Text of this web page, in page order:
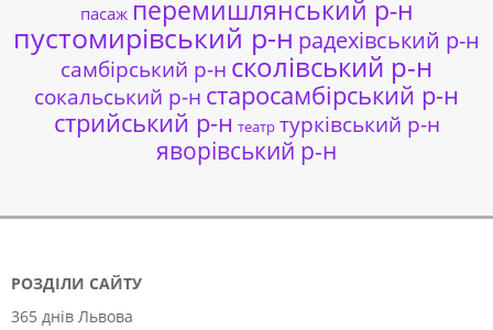
пасаж перемишлянський р-н
пустомирівський р-н радехівський р-н
самбірський р-н сколівський р-н
сокальський р-н старосамбірський р-н
стрийський р-н театр турківський р-н
яворівський р-н
РОЗДІЛИ САЙТУ
365 днів Львова